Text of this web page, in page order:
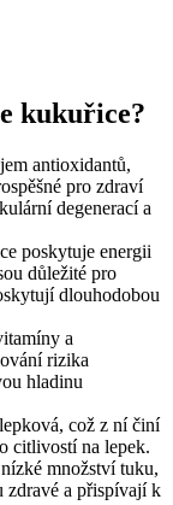
kukuřice?
antioxidantů,
pro zdraví
degenerací a
poskytuje energii
důležité pro
dlouhodobou
a
rizika
hladinu
což z ní činí
citlivostí na lepek.
množství tuku,
zdravé a přispívají k